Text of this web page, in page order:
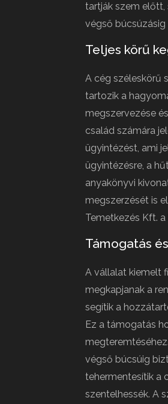
tartják szem
végső
Teljes körű
A cég széleskörű
tartozik a
megszervezése
család számára
ügyintézést, ami
ügyintézésre, a
anyakönyvi
megszerzését is
Temetkezés Kft.
Támogatás
A vállalat kiemelt
megkapjanak a
segítik a
Ez a támogatás
végső búcsúig
tehermentesítik a
szentelhessék. A